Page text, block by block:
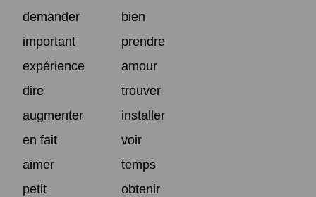
demander
bien
important
prendre
expérience
amour
dire
trouver
augmenter
installer
en fait
voir
aimer
temps
petit
obtenir